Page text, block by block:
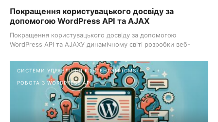
Покращення користувацького досвіду за
допомогою WordPress API та AJAX
Покращення користувацького досвіду за допомогою
WordPress API та AJAXУ динамічному світі розробки веб-
СИСТЕМИ УПРАВЛІННЯ КОНТЕНТОМ (CMS)
РОБОТА З WORDPRESS API